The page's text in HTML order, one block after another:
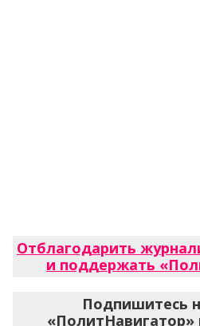
Отблагодарить
и поддержать
Подпишитесь
«ПолитНавигатор»